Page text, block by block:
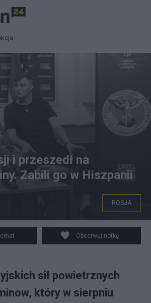
Maksim Kuzminow (z prawej), pilot
Mi-8, który w sierpniu br.
ze służbami ukraińskimi,
na terytorium Ukrainy i oddał się
i przeszedł na
Zabili go w Hiszpanii
ROSJA
Obserwuj notkę
sił powietrznych
który w sierpniu